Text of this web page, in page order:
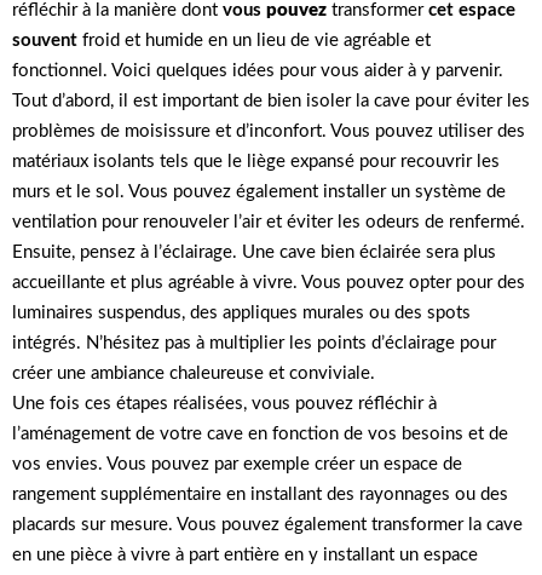
réfléchir à la manière dont vous pouvez transformer cet espace
souvent froid et humide en un lieu de vie agréable et
fonctionnel. Voici quelques idées pour vous aider à y parvenir.
Tout d’abord, il est important de bien isoler la cave pour éviter les
problèmes de moisissure et d’inconfort. Vous pouvez utiliser des
matériaux isolants tels que le liège expansé pour recouvrir les
murs et le sol. Vous pouvez également installer un système de
ventilation pour renouveler l’air et éviter les odeurs de renfermé.
Ensuite, pensez à l’éclairage. Une cave bien éclairée sera plus
accueillante et plus agréable à vivre. Vous pouvez opter pour des
luminaires suspendus, des appliques murales ou des spots
intégrés. N’hésitez pas à multiplier les points d’éclairage pour
créer une ambiance chaleureuse et conviviale.
Une fois ces étapes réalisées, vous pouvez réfléchir à
l’aménagement de votre cave en fonction de vos besoins et de
vos envies. Vous pouvez par exemple créer un espace de
rangement supplémentaire en installant des rayonnages ou des
placards sur mesure. Vous pouvez également transformer la cave
en une pièce à vivre à part entière en y installant un espace